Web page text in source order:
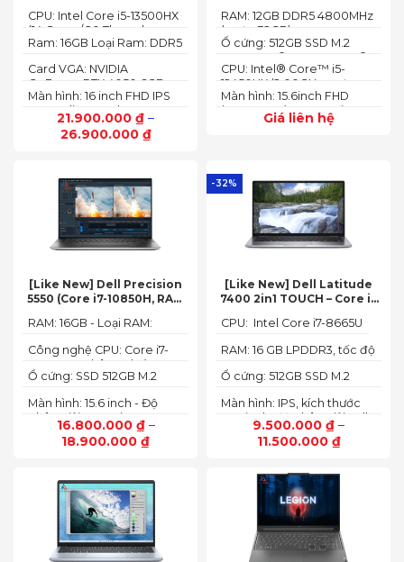
16GB, 512GB, RTX 4050 6GB,
16″ FHD 165Hz)
21.900.000 ₫ –
26.900.000 ₫
Màn hình: 16 inch FHD IPS
165Hz SlimBezel, sRGB
100%, Acer ComfyView,
500 nits
Card VGA: NVIDIA
GeForce RTX 4050 6GB
(140W)
Ram: 16GB Loại Ram: DDR5
CPU: Intel Core i5-13500HX
(14 Cores/ 20 Threads, up
to 4.70 GHz, 24MB)
3050 6GB, 15.6″ FHD 144Hz)
Giá liên hệ
Màn hình: 15.6inch FHD
(1920x1080) IPS 300nits
Anti-glare, 100%sRGB,
CPU: Intel® Core™ i5-
12450HX (2.00GHz up to
4.40GHz, 12MB Cache)
Ổ cứng: 512GB SSD M.2
2242 PCIe® 4.0x4 NVMe®
RAM: 12GB DDR5 4800MHz
(up to 32GB)
[Like New] Dell Precision
5550 (Core i7-10850H, RAM
Quadro T1000 4G, Màn
15.6” FHD+)
16.800.000 ₫–
18.900.000 ₫
Màn hình: 15.6 inch - Độ
phân giải: FHD+ (1920 x
1200 px)
Ổ cứng: SSD 512GB M.2
Công nghệ CPU: Core i7-
10750H, 6 nhân, 12 luồng
RAM: 16GB - Loại RAM:
-32%
[Like New] Dell Latitude
7400 2in1 TOUCH – Core i7
màn hình 14 inch FHD Cảm
9.500.000 ₫ –
11.500.000 ₫
Màn hình: IPS, kích thước
14.0 inch, độ phân giải Full
HD (1920 x 1080)
Ổ cứng: 512GB SSD M.2
RAM: 16 GB LPDDR3, tốc độ
CPU: Intel Core i7-8665U